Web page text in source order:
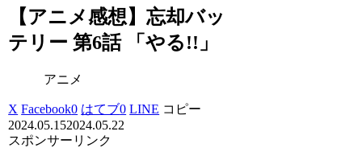
【アニメ感想】忘却バッ
テリー 第6話 「やる!!」
アニメ
X Facebook0 はてブ0 LINE コピー
2024.05.152024.05.22
スポンサーリンク